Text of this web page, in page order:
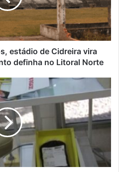
estádio de Cidreira vira
definha no Litoral Norte